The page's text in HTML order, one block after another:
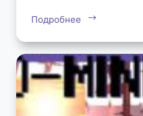
Подробнее